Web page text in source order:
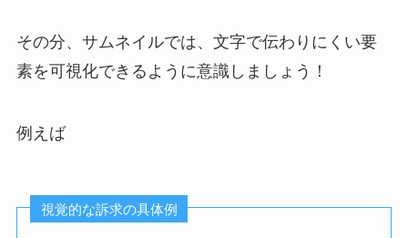
その分、 サムネイルでは、文字で伝わりにくい要
素を可視化できるように意識しましょう！
例えば
視覚的な訴求の具体例